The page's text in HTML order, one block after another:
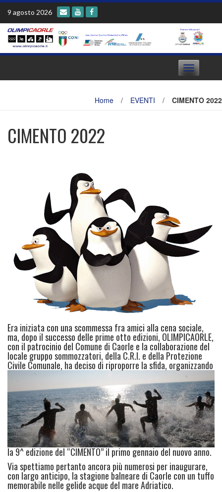
Skip
content
9 agosto 2026
Toggle
navigation
Home / EVENTI / CIMENTO 2022
CIMENTO 2022
Era iniziata con una scommessa fra amici alla cena sociale,
ma, dopo il successo delle prime otto edizioni, OLIMPICAORLE,
con il patrocinio del Comune di Caorle e la collaborazione del
locale gruppo sommozzatori, della C.R.I. e della Protezione
Civile Comunale, ha deciso di riproporre la sfida, organizzando
la 9^ edizione del “CIMENTO” il primo gennaio del nuovo anno.
Via spettiamo pertanto ancora più numerosi per inaugurare,
con largo anticipo, la stagione balneare di Caorle con un tuffo
memorabile nelle gelide acque del mare Adriatico.